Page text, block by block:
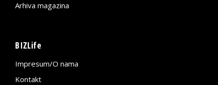
Arhiva magazina
BIZLife
Impresum/O nama
Kontakt